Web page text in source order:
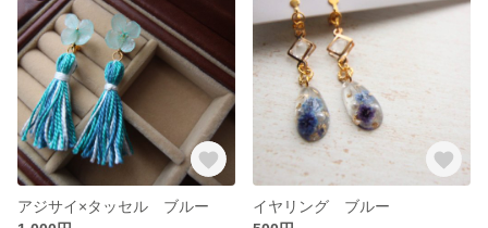
アジサイ×タッセル ブルー
イヤリング ブルー